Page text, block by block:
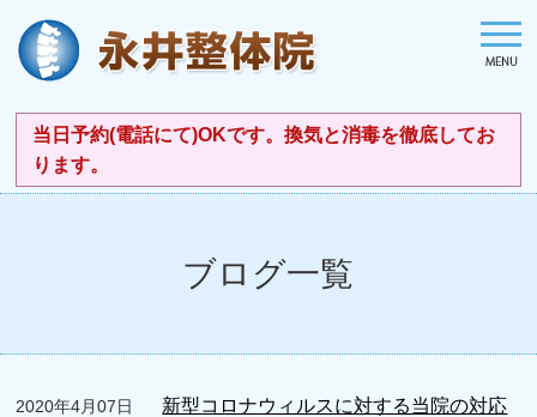
当日予約(電話にて)OKです。換気と消毒を徹底してお
ります。
ブログ一覧
2020年4月07日 新型コロナウィルスに対する当院の対応